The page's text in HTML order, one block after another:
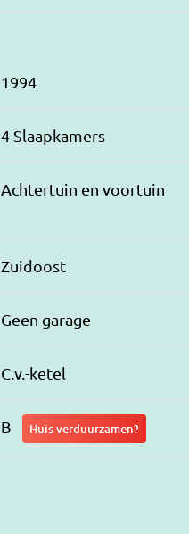
1994
4 Slaapkamers
Achtertuin en voortuin
Zuidoost
Geen garage
C.v.-ketel
B Huis verduurzamen?